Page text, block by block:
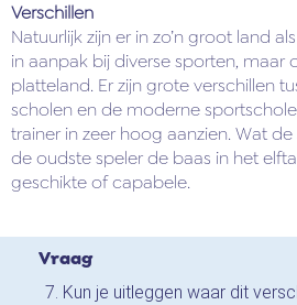
Verschillen
Natuurlijk zijn er in zo’n groot land
in aanpak bij diverse sporten, maar
platteland. Er zijn grote verschillen
scholen en de moderne
trainer in zeer hoog aanzien. Wat
de oudste speler de baas in het
geschikte of capabele.
Vraag
Kun je uitleggen waar dit